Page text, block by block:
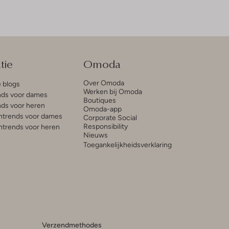
blogs
voor dames
voor heren
voor dames
voor heren
Omoda
Over Omoda
Werken bij Omoda
Boutiques
Omoda-app
Corporate Social
Responsibility
Nieuws
Toegankelijkheidsverklaring
Verzendmethodes